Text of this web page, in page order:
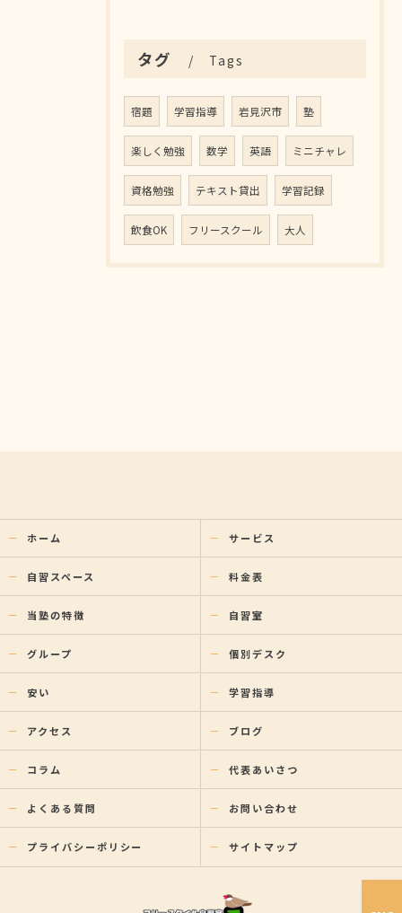
タグ Tags
宿題 学習指導 岩見沢市 塾
楽しく勉強 数学 英語 ミニチャレ
資格勉強 テキスト貸出 学習記録
飲食OK フリースクール 大人
ホーム サービス
自習スペース 料金表
当塾の特徴 自習室
グループ 個別デスク
安い 学習指導
アクセス ブログ
コラム 代表あいさつ
よくある質問 お問い合わせ
プライバシーポリシー サイトマップ